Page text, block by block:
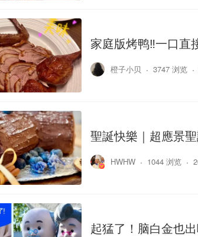
家庭版烤鸭‼️一口直
橙子小贝 3747 浏览
聖誕快樂｜超應景
HWHW 1044 浏览
起猛了！脑白金也